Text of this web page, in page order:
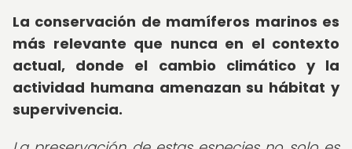
La conservación de mamíferos marinos es
más relevante que nunca en el contexto
actual, donde el cambio climático y la
actividad humana amenazan su hábitat y
supervivencia.